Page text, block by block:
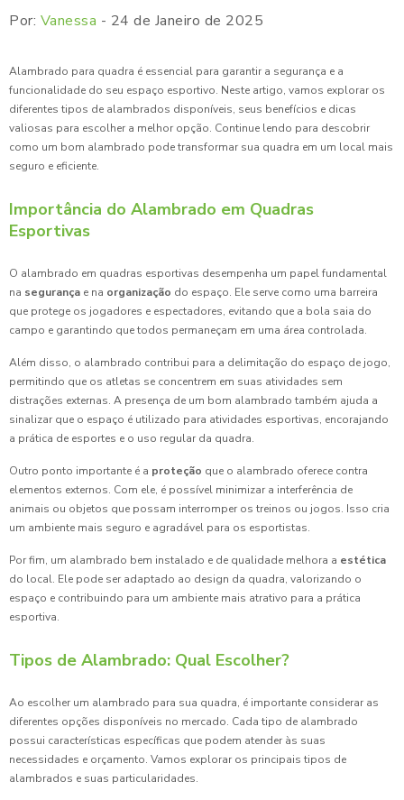
Por: Vanessa - 24 de Janeiro de 2025
Alambrado para quadra é essencial para garantir a segurança e a
funcionalidade do seu espaço esportivo. Neste artigo, vamos explorar os
diferentes tipos de alambrados disponíveis, seus benefícios e dicas
valiosas para escolher a melhor opção. Continue lendo para descobrir
como um bom alambrado pode transformar sua quadra em um local mais
seguro e eficiente.
Importância do Alambrado em Quadras
Esportivas
O alambrado em quadras esportivas desempenha um papel fundamental
na segurança e na organização do espaço. Ele serve como uma barreira
que protege os jogadores e espectadores, evitando que a bola saia do
campo e garantindo que todos permaneçam em uma área controlada.
Além disso, o alambrado contribui para a delimitação do espaço de jogo,
permitindo que os atletas se concentrem em suas atividades sem
distrações externas. A presença de um bom alambrado também ajuda a
sinalizar que o espaço é utilizado para atividades esportivas, encorajando
a prática de esportes e o uso regular da quadra.
Outro ponto importante é a proteção que o alambrado oferece contra
elementos externos. Com ele, é possível minimizar a interferência de
animais ou objetos que possam interromper os treinos ou jogos. Isso cria
um ambiente mais seguro e agradável para os esportistas.
Por fim, um alambrado bem instalado e de qualidade melhora a estética
do local. Ele pode ser adaptado ao design da quadra, valorizando o
espaço e contribuindo para um ambiente mais atrativo para a prática
esportiva.
Tipos de Alambrado: Qual Escolher?
Ao escolher um alambrado para sua quadra, é importante considerar as
diferentes opções disponíveis no mercado. Cada tipo de alambrado
possui características específicas que podem atender às suas
necessidades e orçamento. Vamos explorar os principais tipos de
alambrados e suas particularidades.